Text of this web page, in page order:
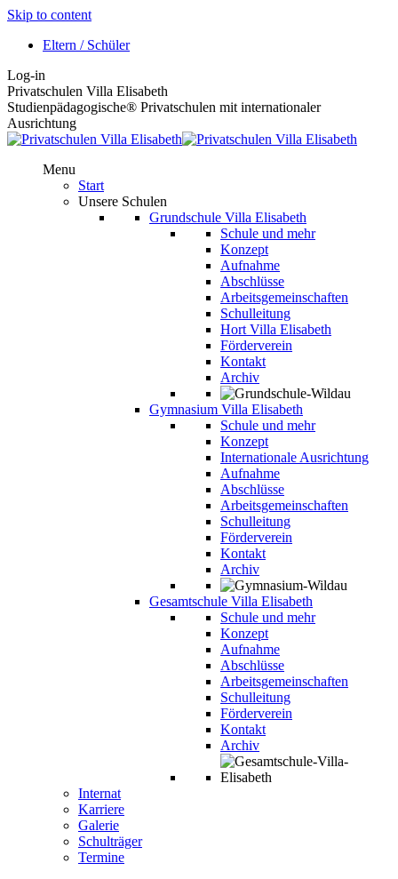
Skip to content
Eltern / Schüler
Log-in
Privatschulen Villa Elisabeth
Studienpädagogische® Privatschulen mit internationaler
Ausrichtung
Menu
Start
Unsere Schulen
Grundschule Villa Elisabeth
Schule und mehr
Konzept
Aufnahme
Abschlüsse
Arbeitsgemeinschaften
Schulleitung
Hort Villa Elisabeth
Förderverein
Kontakt
Archiv
Gymnasium Villa Elisabeth
Schule und mehr
Konzept
Internationale Ausrichtung
Aufnahme
Abschlüsse
Arbeitsgemeinschaften
Schulleitung
Förderverein
Kontakt
Archiv
Gesamtschule Villa Elisabeth
Schule und mehr
Konzept
Aufnahme
Abschlüsse
Arbeitsgemeinschaften
Schulleitung
Förderverein
Kontakt
Archiv
Internat
Karriere
Galerie
Schulträger
Termine